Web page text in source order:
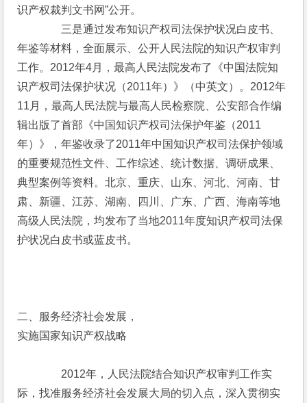
识产权裁判文书网”公开。
三是通过发布知识产权司法保护状况白皮书、
年鉴等材料，全面展示、公开人民法院的知识产权审判
工作。2012年4月，最高人民法院发布了《中国法院知
识产权司法保护状况（2011年）》（中英文）。2012年
11月，最高人民法院与最高人民检察院、公安部合作编
辑出版了首部《中国知识产权司法保护年鉴（2011
年）》，年鉴收录了2011年中国知识产权司法保护领域
的重要规范性文件、工作综述、统计数据、调研成果、
典型案例等资料。北京、重庆、山东、河北、河南、甘
肃、新疆、江苏、湖南、四川、广东、广西、海南等地
高级人民法院，均发布了当地2011年度知识产权司法保
护状况白皮书或蓝皮书。
二、服务经济社会发展，
实施国家知识产权战略
2012年，人民法院结合知识产权审判工作实
际，找准服务经济社会发展大局的切入点，深入贯彻实